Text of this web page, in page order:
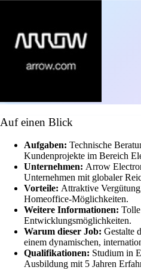
Auf einen Blick
Aufgaben: Technische
Kundenprojekte im Bereich
Unternehmen: Arrow
Unternehmen mit globaler
Vorteile: Attraktive
Homeoffice-Möglichkeiten.
Weitere Informationen:
Entwicklungsmöglichkeiten.
Warum dieser Job: Gestalte
einem dynamischen,
Qualifikationen: Studium in
Ausbildung mit 5 Jahren